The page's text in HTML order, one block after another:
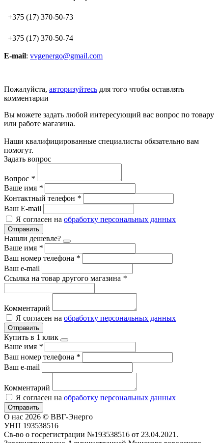
+375 (17) 370-50-73
+375 (17) 370-50-74
E-mail: vvgenergo@gmail.com
Пожалуйста, авторизуйтесь для того чтобы оставлять
комментарии
Вы можете задать любой интересующий вас вопрос по товару
или работе магазина.
Наши квалифицированные специалисты обязательно вам
помогут.
Задать вопрос
Вопрос *
Ваше имя *
Контактный телефон *
Ваш E-mail
Я согласен на обработку персональных данных
Отправить
Нашли дешевле?
Ваше имя *
Ваш номер телефона *
Ваш e-mail
Ссылка на товар другого магазина *
Комментарий
Я согласен на обработку персональных данных
Отправить
Купить в 1 клик
Ваше имя *
Ваш номер телефона *
Ваш e-mail
Комментарий
Я согласен на обработку персональных данных
Отправить
О нас 2026 © ВВГ-Энерго
УНП 193538516
Св-во о госрегистрации №193538516 от 23.04.2021.